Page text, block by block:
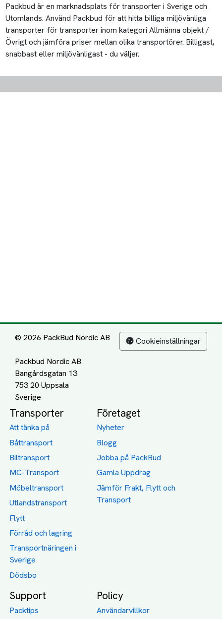
Packbud är en marknadsplats för transporter i Sverige och
Utomlands. Använd Packbud för att hitta billiga miljövänliga
transporter för transporter inom kategori Allmänna objekt /
Övrigt och jämföra priser mellan olika transportörer. Billigast,
snabbast eller miljövänligast - du väljer.
© 2026 PackBud Nordic AB
Packbud Nordic AB
Bangårdsgatan 13
753 20 Uppsala
Cookieinställningar
Transporter
Att tänka på
Båttransport
Biltransport
MC-Transport
Möbeltransport
Utlandstransport
Flytt
Förråd och lagring
Transportnäringen i
Sverige
Dödsbo
Företaget
Nyheter
Blogg
Jobba på PackBud
Gamla Uppdrag
Jämför Frakt, Flytt och
Transport
Support
Packtips
Policy
Användarvillkor